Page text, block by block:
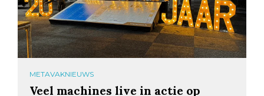
METAVAKNIEUWS
Veel machines live in actie op